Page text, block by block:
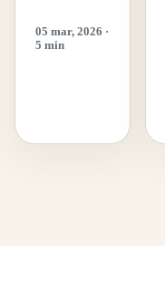
05 mar, 2026 ·
5 min